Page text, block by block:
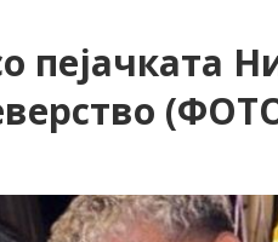
пејачката